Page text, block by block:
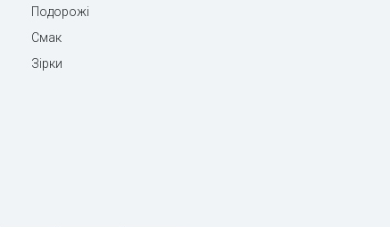
Подорожі
Смак
Зірки